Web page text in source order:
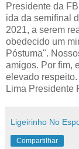
Presidente da
ida da semifinal
2021, a serem
obedecido um
Póstuma".
amigos. Por fim,
elevado
Lima Presidente
Ligeirinho No
Compartilhar